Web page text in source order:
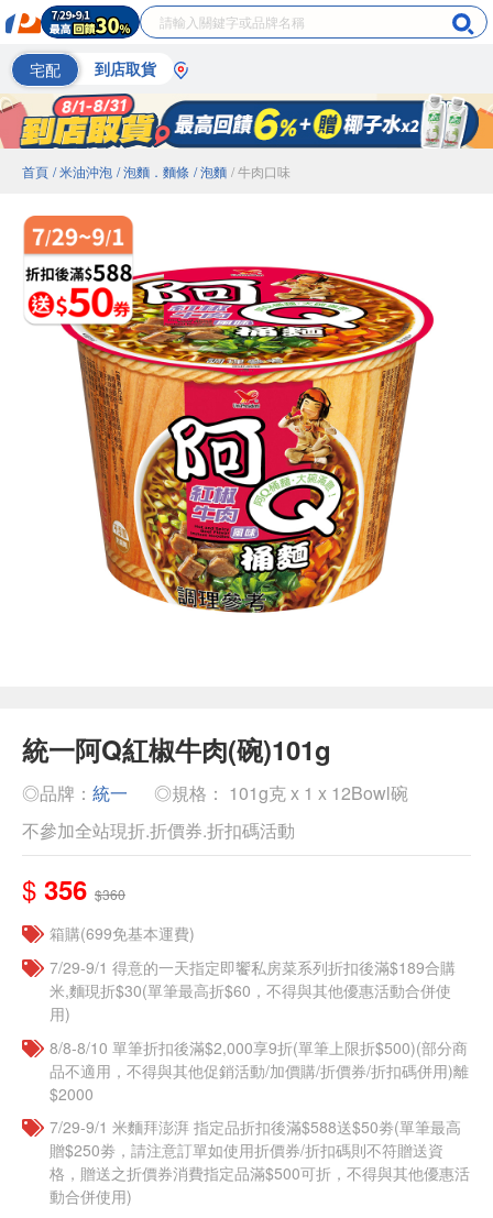
宅配 到店取貨
首頁 / 米油沖泡 / 泡麵．麵條 / 泡麵 / 牛肉口味
統一阿Q紅椒牛肉(碗)101g
◎品牌： 統一
◎規格： 101g克 x 1 x 12Bowl碗
不參加全站現折.折價券.折扣碼活動
$ 356 $360
箱購(699免基本運費)
7/29-9/1 得意的一天指定即饗私房菜系列折扣後滿$189合購
米,麵現折$30(單筆最高折$60，不得與其他優惠活動合併使
用)
8/8-8/10 單筆折扣後滿$2,000享9折(單筆上限折$500)(部分商
品不適用，不得與其他促銷活動/加價購/折價券/折扣碼併用)離
$2000
7/29-9/1 米麵拜澎湃 指定品折扣後滿$588送$50劵(單筆最高
贈$250劵，請注意訂單如使用折價券/折扣碼則不符贈送資
格，贈送之折價券消費指定品滿$500可折，不得與其他優惠活
動合併使用)